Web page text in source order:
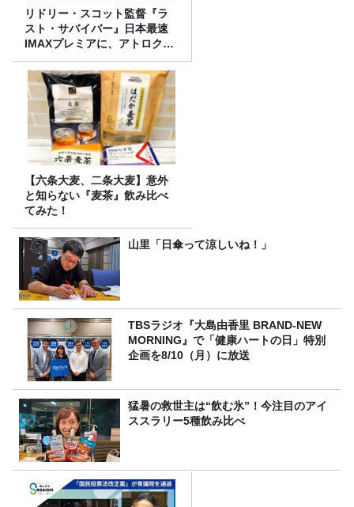
リドリー・スコット監督『ラ
スト・サバイバー』日本最速
IMAXプレミアに、アトロクリ
スナー60名をご招待！
【六条大麦、二条大麦】意外
と知らない『麦茶』飲み比べ
てみた！
山里「日傘って涼しいね！」
TBSラジオ『大島由香里 BRAND-NEW
MORNING』で「健康ハートの日」特別
企画を8/10（月）に放送
猛暑の救世主は“飲む氷”！今注目のアイ
ススラリー5種飲み比べ